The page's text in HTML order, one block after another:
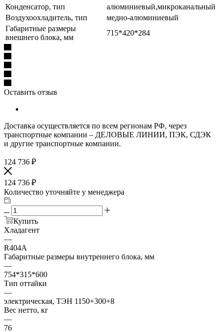
Конденсатор, тип
алюминиевый,микроканальный
Воздухоохладитель, тип
медно-алюминиевый
Габаритные размеры
внешнего блока, мм
715*420*284
Оставить отзыв
Доставка осуществляется по всем регионам РФ, через
транспортные компании – ДЕЛОВЫЕ ЛИНИИ, ПЭК, СДЭК
и другие транспортные компании.
124 736 ₽
124 736 ₽
Количество уточняйте у менеджера
Купить
Хладагент
—
R404A
Габаритные размеры внутреннего блока, мм
—
754*315*600
Тип оттайки
—
электрическая, ТЭН 1150+300+8
Вес нетто, кг
—
76